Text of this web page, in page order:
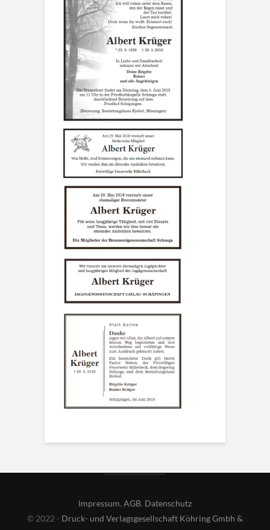
Impressum, AGB, Datenschutz
© 2022 - Druck- und Verlagsgesellschaft Köhring Gmbh &